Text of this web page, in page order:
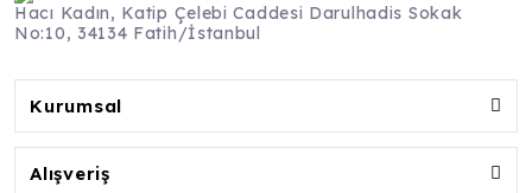
Hacı Kadın, Katip Çelebi Caddesi Darulhadis Sokak
No:10, 34134 Fatih/İstanbul
Kurumsal
Alışveriş